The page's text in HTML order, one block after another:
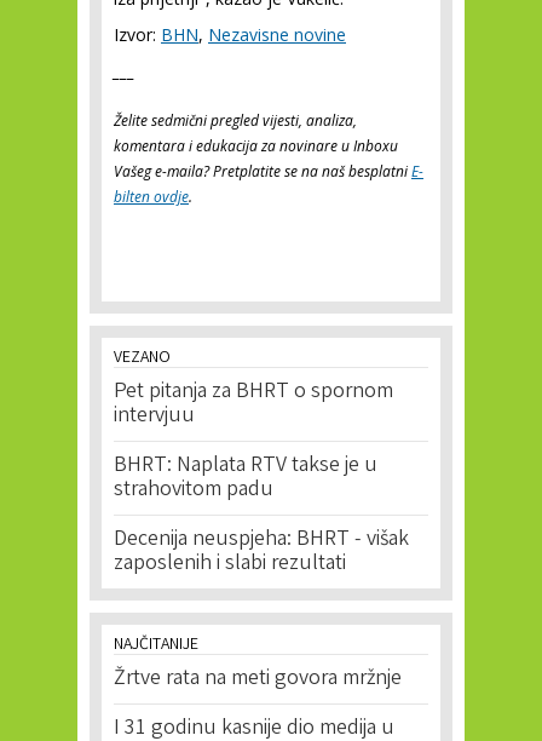
Izvor: BHN, Nezavisne novine
Želite sedmični pregled vijesti, analiza,
komentara i edukacija za novinare u Inboxu
Vašeg e-maila? Pretplatite se na naš besplatniE-
bilten ovdje.
VEZANO
Pet pitanja za BHRT o spornom
intervjuu
BHRT: Naplata RTV takse je u
strahovitom padu
Decenija neuspjeha: BHRT - višak
zaposlenih i slabi rezultati
NAJČITANIJE
Žrtve rata na meti govora mržnje
I 31 godinu kasnije dio medija u